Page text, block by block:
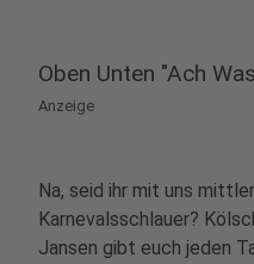
Oben Unten "Ach
Anzeige
Na, seid ihr mit uns
Karnevalsschlauer?
Jansen gibt euch jeden